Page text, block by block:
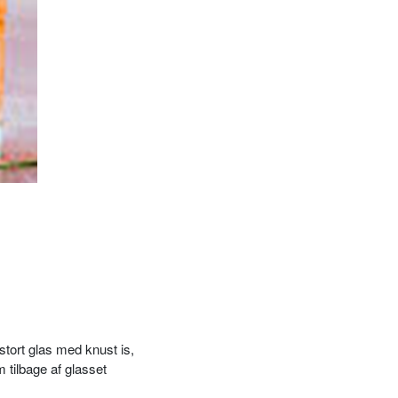
glas med knust is,
tilbage af glasset